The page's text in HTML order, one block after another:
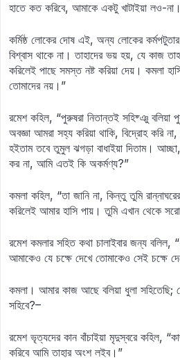
হাতে কত করিবে, আমাকে একটু খাটাইয়া লও-
কর্মিষ্ঠ লোকের দোষ এই, অন্য লোকের
বিশ্বাস থাকে না। তাহাদের ভয় হয়, যে কাজ
করিলেই পাছে সমস্ত নষ্ট করিয়া দেয়। কমলা
তোমাদের নয়।”
রমেশ কহিল, “পুরুষরা নিতান্তই সহিষ্ঞু বলিয়া
অবজ্ঞা আমরা সহ্য করিয়া থাকি, বিদ্রোহ করি
হইতাম তবে তুমুল ঝগড়া বাধাইয়া দিতাম।
কর না, আমি এতই কি অকর্মণ্য?”
কমলা কহিল, “তা জানি না, কিন্তু তুমি
করিলেই আমার হাসি পায়। তুমি এখান থেকে
রমেশ কমলার সহিত কথা চালাইবার জন্য বলিল,
আমাকেও যে চক্ষে দেখে তোমাকেও সেই চক্ষে
কমলা। আমার কাজ আছে বলিয়া ধুলা সহিতেছি;
সহিবে?–
রমেশ ভৃত্যদের কান বাঁচাইয়া মৃদুস্বরে কহিল,
করিবে আমি তাহার অংশ লইব।”